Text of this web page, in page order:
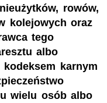
rowów,
kolejowych oraz
tego
albo
karnym
wielu osób albo